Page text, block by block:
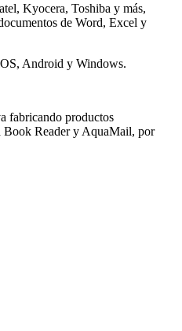
Kyocera, Toshiba y más,
de Word, Excel y
Android y Windows.
fabricando productos
Book Reader y AquaMail, por